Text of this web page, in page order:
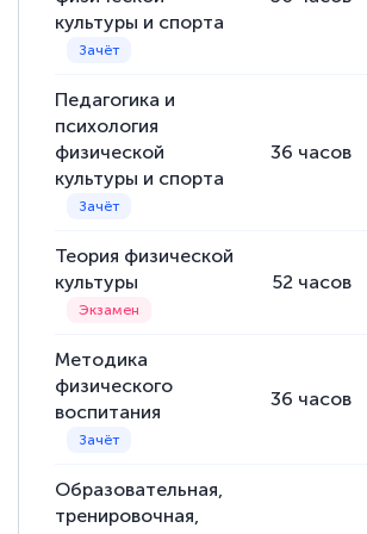
культуры и спорта
Педагогика и
психология
физической
культуры и спорта
36 часов
Теория физической
культуры
52 часов
Методика
физического
воспитания
36 часов
Образовательная,
тренировочная,